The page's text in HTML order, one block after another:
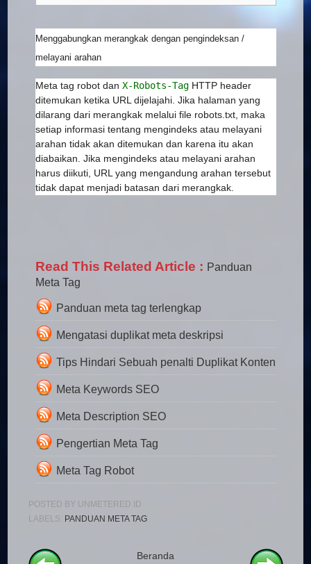
Menggabungkan merangkak dengan pengindeksan /
melayani arahan
Meta tag robot danX-Robots-Tag HTTP header
ditemukan ketika URL dijelajahi. Jika halaman yang
dilarang dari merangkak melalui file robots.txt, maka
setiap informasi tentang mengindeks atau melayani
arahan tidak akan ditemukan dan karena itu akan
diabaikan. Jika mengindeks atau melayani arahan
harus diikuti, URL yang mengandung arahan tersebut
tidak dapat menjadi batasan dari merangkak.
Read This Related Article : Panduan
Meta Tag
Panduan meta tag terlengkap
Mengatasi duplikat meta deskripsi
Tips Hindari Sebuah penalti Duplikat Konten
Meta Keywords SEO
Meta Description SEO
Pengertian Meta Tag
Meta Tag Robot
POSTED BY UNMETERED.ID
LABELS: PANDUAN META TAG
Beranda